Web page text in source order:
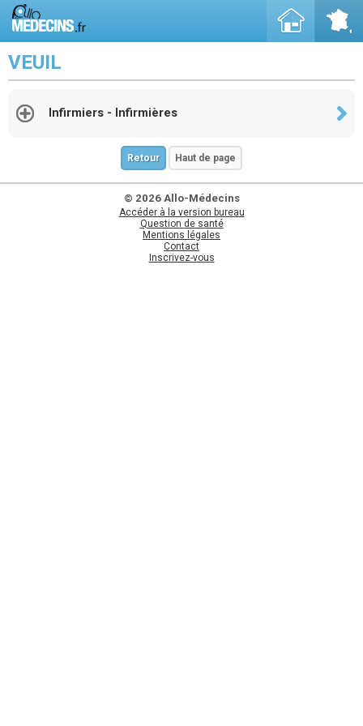
VEUIL
Infirmiers - Infirmières
Retour Haut de page
© 2026 Allo-Médecins
Accéder à la version bureau
Question de santé
Mentions légales
Contact
Inscrivez-vous